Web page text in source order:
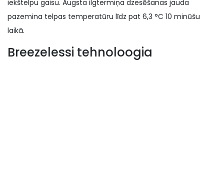
iekštelpu gaisu. Augsta ilgtermiņa dzesēšanas jauda
pazemina telpas temperatūru līdz pat 6,3 °C 10 minūšu
laikā.
Breezelessi tehnoloogia